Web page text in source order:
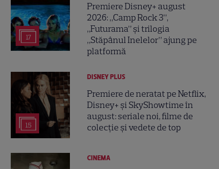
17
Premiere Disney+ august
2026: „Camp Rock 3”,
„Futurama” și trilogia
„Stăpânul Inelelor” ajung pe
platformă
15
DISNEY PLUS
Premiere de neratat pe Netflix,
Disney+ și SkyShowtime în
august: seriale noi, filme de
colecție și vedete de top
CINEMA